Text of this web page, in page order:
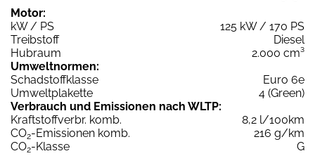
Motor:
kW / PS
125 kW / 170 PS
Treibstoff
Diesel
Hubraum
2.000 cm³
Umweltnormen:
Schadstoffklasse
Euro 6e
Umweltplakette
4 (Green)
Verbrauch und Emissionen nach WLTP:
Kraftstoffverbr. komb.
8,2 l/100km
CO2-Emissionen komb.
216 g/km
CO2-Klasse
G